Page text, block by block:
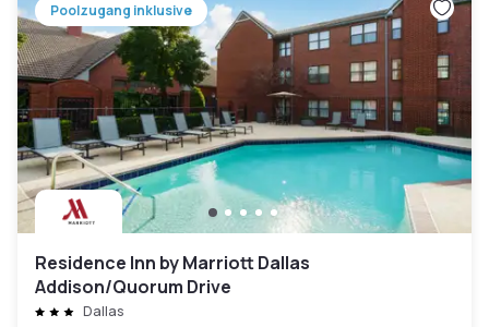
Poolzugang inklusive
Residence Inn by Marriott Dallas
Addison/Quorum Drive
Dallas